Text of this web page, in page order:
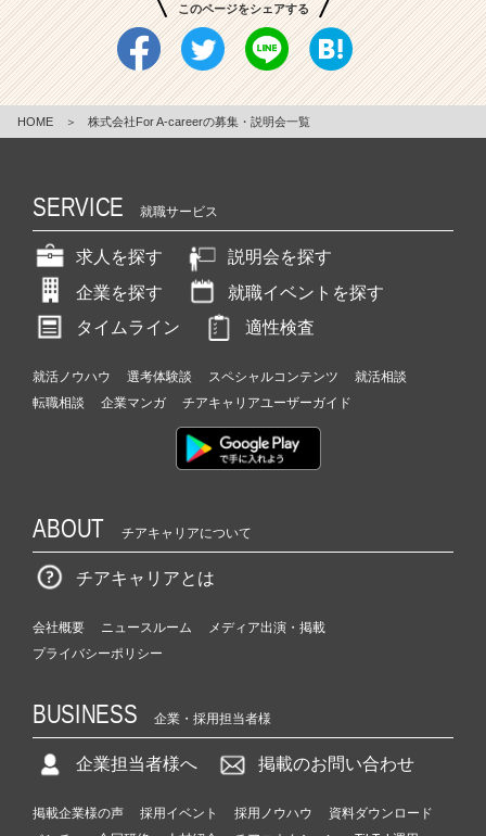
このページをシェアする
HOME ＞ 株式会社For A-careerの募集・説明会一覧
SERVICE 就職サービス
求人を探す
説明会を探す
企業を探す
就職イベントを探す
タイムライン
適性検査
就活ノウハウ 選考体験談 スペシャルコンテンツ
就活相談
転職相談
企業マンガ チアキャリアユーザーガイド
ABOUT チアキャリアについて
チアキャリアとは
会社概要 ニュースルーム
メディア出演・掲載
プライバシーポリシー
BUSINESS 企業・採用担当者様
企業担当者様へ 掲載のお問い合わせ
掲載企業様の声 採用イベント 採用ノウハウ
資料ダウンロード